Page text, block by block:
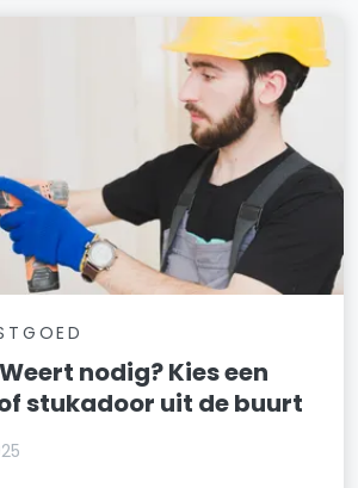
nodig? Kies een
stukadoor uit de buurt